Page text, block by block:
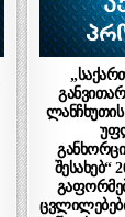
შესახებ“